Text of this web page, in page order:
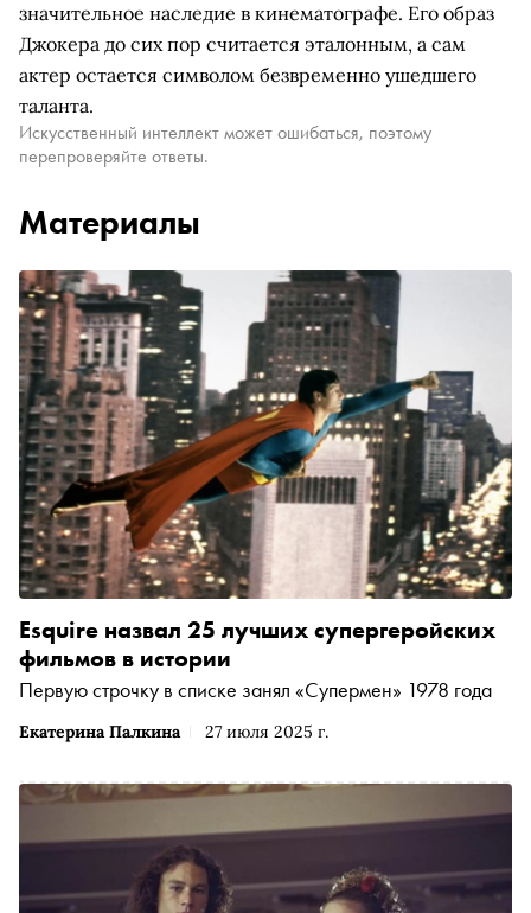
значительное наследие в кинематографе. Его образ
Джокера до сих пор считается эталонным, а сам
актер остается символом безвременно ушедшего
таланта.
Искусственный интеллект может ошибаться, поэтому
перепроверяйте ответы.
Материалы
Екатерина Палкина 27 июля 2025 г.
Esquire назвал 25 лучших супергеройских
фильмов в истории
Первую строчку в списке занял «Супермен» 1978 года